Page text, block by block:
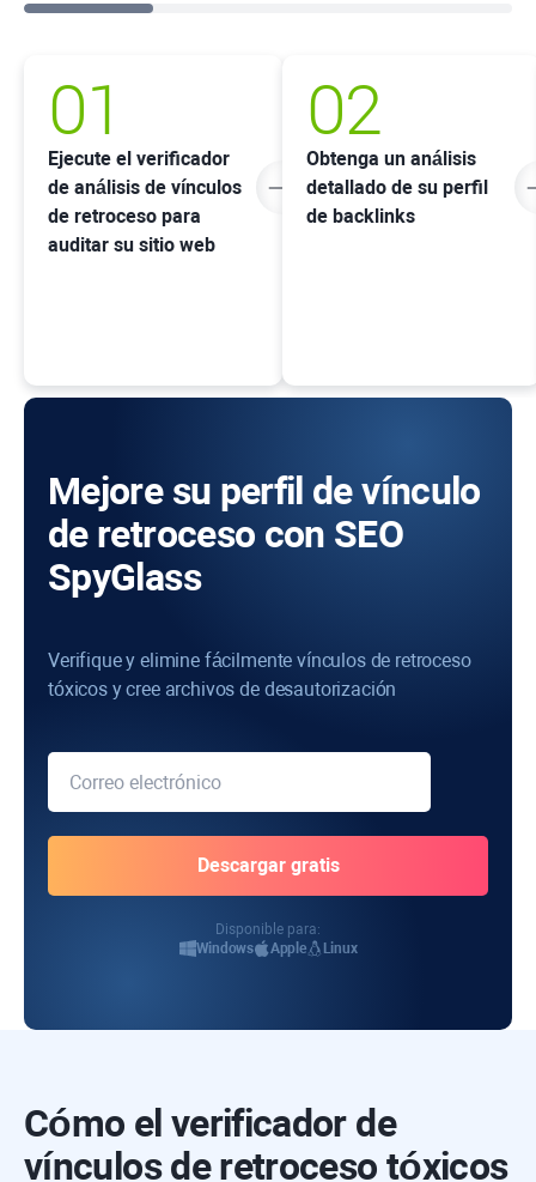
01
Ejecute el verificador
de análisis de vínculos
de retroceso para
auditar su sitio web
02
Obtenga un análisis
detallado de su perfil
de backlinks
Mejore su perfil de vínculo
de retroceso con SEO
SpyGlass
Verifique y elimine fácilmente vínculos de retroceso
tóxicos y cree archivos de desautorización
Disponible para:
Windows
Apple Linux
Cómo el verificador de
vínculos de retroceso tóxicos